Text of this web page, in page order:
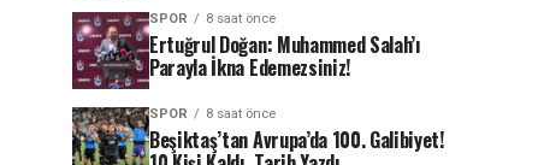
SPOR 8 saat önce
Ertuğrul Doğan: Muhammed Salah’ı
Parayla İkna Edemezsiniz!
SPOR 8 saat önce
Beşiktaş’tan Avrupa’da 100. Galibiyet!